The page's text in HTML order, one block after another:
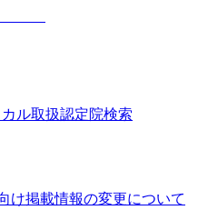
ル取扱認定院検索
け掲載情報の変更について